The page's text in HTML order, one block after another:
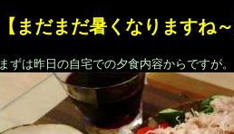
【まだまだ暑くなりますね～
まずは昨日の自宅での夕食内容からですが。